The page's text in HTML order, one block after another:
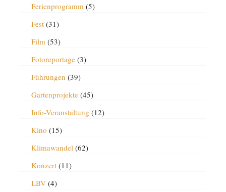
Ferienprogramm (5)
Fest(31)
Film (53)
Fotoreportage(3)
Führungen (39)
Gartenprojekte(45)
Info-Veranstaltung (12)
Kino (15)
Klimawandel (62)
Konzert(11)
LBV(4)